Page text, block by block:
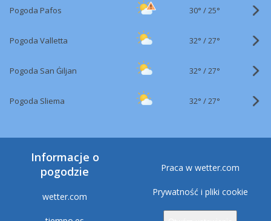
Pogoda Pafos 30° /25°
Pogoda Valletta 32° /27°
Pogoda San Ġiljan 32° /27°
Pogoda Sliema 32° /27°
Informacje o
pogodzie
wetter.com
Praca w wetter.com
Prywatność i pliki cookie